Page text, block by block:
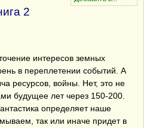
2
интересов земных
в переплетении событий. А
ресурсов, войны. Нет, это не
будущее лет через 150-200.
определяет наше
так или иначе придет в